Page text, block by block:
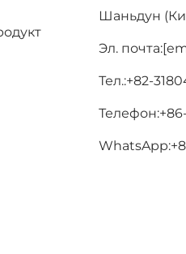
Шаньдун
Эл. почта:
Тел.:+82-
Телефон:
WhatsApp: